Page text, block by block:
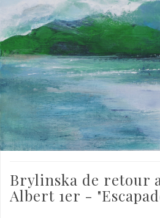
Brylinska de retour
Albert 1er -